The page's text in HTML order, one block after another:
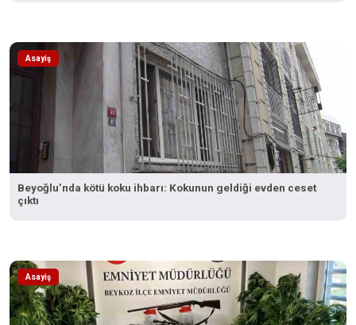
Asayiş
Beyoğlu’nda kötü koku ihbarı: Kokunun geldiği evden ceset
çıktı
Asayiş